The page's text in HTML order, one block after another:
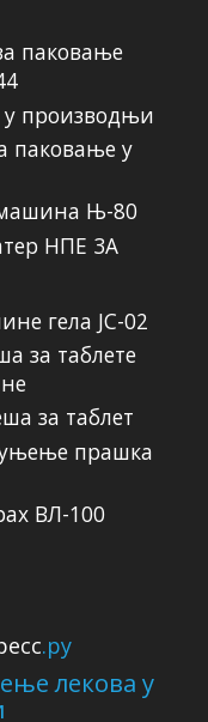
паковање
у производњи
паковање у
машина Њ-80
НПЕ 3А
.ру
лекова у
гела ЈС-02
за таблете
за таблет
прашка
ВЛ-100